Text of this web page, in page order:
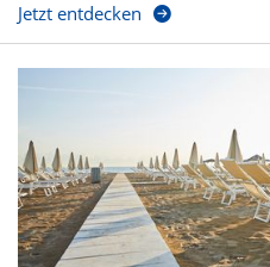
Jetzt entdecken